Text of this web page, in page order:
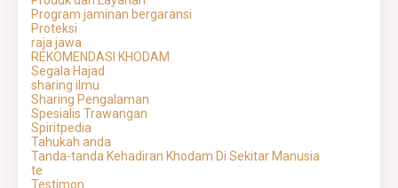
Program jaminan bergaransi
Proteksi
raja jawa
REKOMENDASI KHODAM
Segala Hajad
sharing ilmu
Sharing Pengalaman
Spesialis Trawangan
Spiritpedia
Tahukah anda
Tanda-tanda Kehadiran Khodam Di Sekitar Manusia
te
Testimon